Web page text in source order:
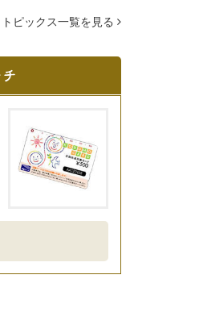
トピックス一覧を見る